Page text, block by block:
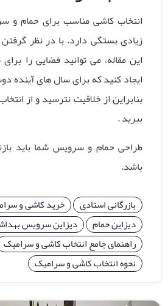
انتخاب کاشی مناسب برای حمام و
زیادی بستگی دارد. با در نظر
این مقاله، می توانید فضایی را
ایجاد کنید که برای سال های
بنابراین از خلاقیت نترسید و از
ببرید .
طراحی حمام و سرویس شما باید
باشد.
بازرگانی استادی
خرید کاشی و
دیزاین حمام
دیزاین سرویس
راهنمای جامع انتخاب کاشی و سرامیک
نحوه انتخاب کاشی و سرامیک